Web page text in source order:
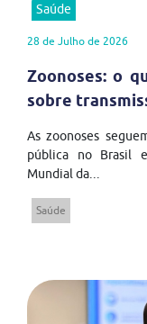
Saúde
28 de Julho de 2026
Zoonoses: o
sobre
As zoonoses
pública no Brasil
Mundial da...
Saúde